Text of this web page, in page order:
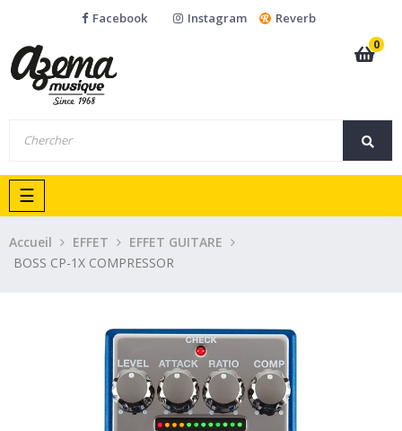
Facebook Instagram
Reverb
0
Basculer
la
navigation
☰
Accueil EFFET
EFFET GUITARE
BOSS CP-1X COMPRESSOR